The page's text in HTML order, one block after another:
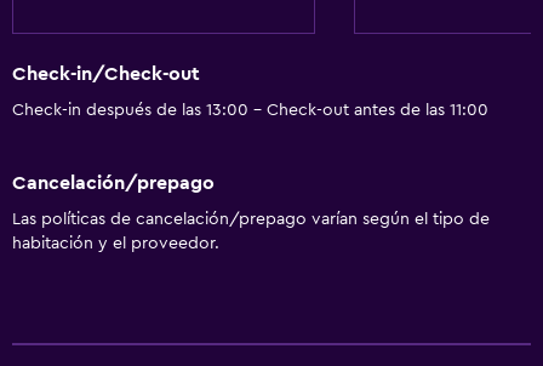
Check-in/Check-out
Check-in después de las 13:00 - Check-out antes de las 11:00
Cancelación/prepago
Las políticas de cancelación/prepago varían según el tipo de
habitación y el proveedor.